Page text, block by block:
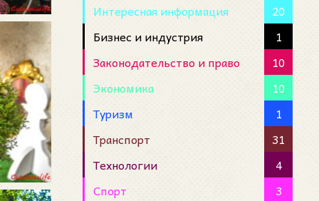
Интересная информация
20
Бизнес и индустрия
1
Законодательство и право
10
Экономика
10
Туризм
1
Транспорт
31
Технологии
4
Спорт
3